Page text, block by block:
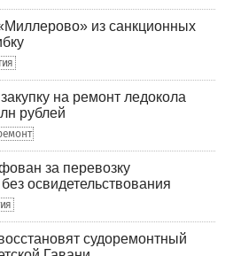
из санкционных
на ремонт ледокола
рублей
за перевозку
освидетельствования
судоремонтный